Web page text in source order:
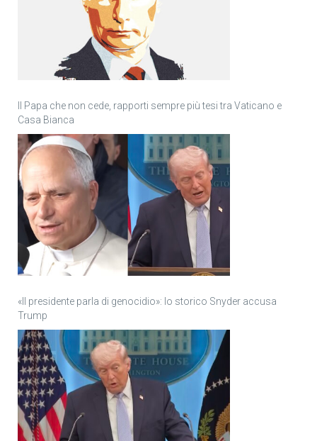
Il Papa che non cede, rapporti sempre più tesi tra Vaticano e
Casa Bianca
«Il presidente parla di genocidio»: lo storico Snyder accusa
Trump